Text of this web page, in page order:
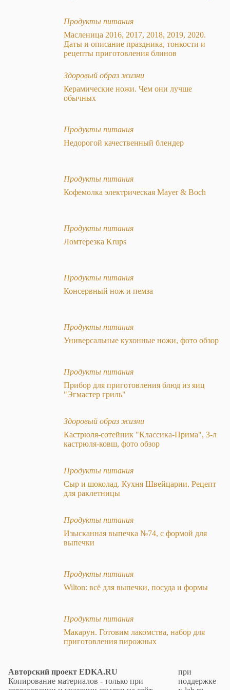
Продукты питания
Масленица 2016, 2017, 2018, 2019, 2020.
Даты и описание праздника, тонкости и
рецепты приготовления блинов
Здоровый образ жизни
Керамические ножи. Чем они лучше
обычных
Продукты питания
Недорогой качественный блендер
Продукты питания
Кофемолка электрическая Mayer & Boch
Продукты питания
Ломтерезка Krups
Продукты питания
Консервный нож и пемза
Продукты питания
Универсальные кухонные ножи, фото обзор
Продукты питания
Прибор для приготовления блюд из яиц
"Эгмастер гриль"
Здоровый образ жизни
Кастрюля-сотейник "Классика-Прима", 3-л
кастрюля-ковш, фото обзор
Продукты питания
Сыр и шоколад. Кухня Швейцарии. Рецепт
для раклетницы
Продукты питания
Изысканная выпечка №74, с формой для
выпечки
Продукты питания
Wilton: всё для выпечки, посуда и формы
Продукты питания
Макарун. Готовим лакомства, набор для
приготовления пирожных
Авторский проект EDKA.RU
Копирование материалов - только при
при
поддержке